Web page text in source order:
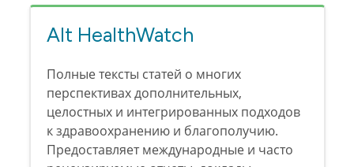
Alt HealthWatch
Полные тексты статей о многих
перспективах дополнительных,
целостных и интегрированных подходов
к здравоохранению и благополучию.
Предоставляет международные и часто